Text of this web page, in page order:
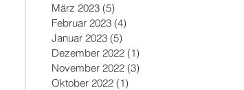
März 2023 (5)
Februar 2023 (4)
Januar 2023 (5)
Dezember 2022 (1)
November 2022 (3)
Oktober 2022 (1)